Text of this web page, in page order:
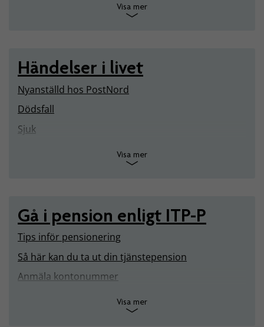
Visa mer
Händelser i livet
Nyanställd hos PostNord
Dödsfall
Sjuk
Visa mer
Gå i pension enligt ITP-P
Tips inför pensionering
Så här kan du ta ut din tjänstepension
Anmäla kontonummer
Visa mer